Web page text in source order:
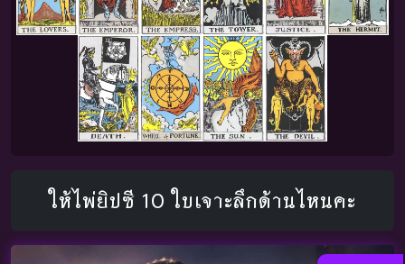
ให้ไพ่ยิปซี 10 ใบเจาะลึกด้านไหนคะ